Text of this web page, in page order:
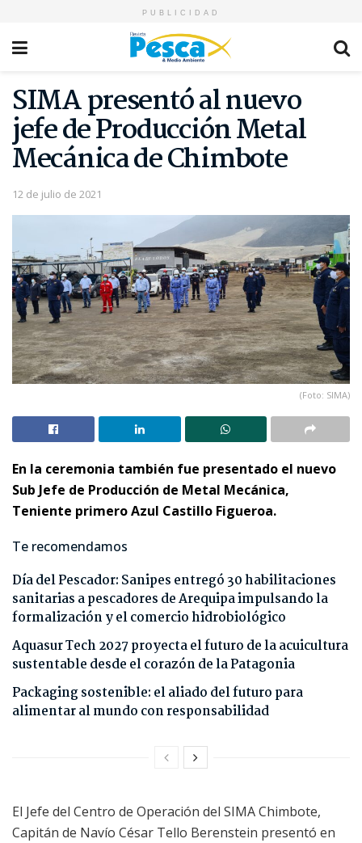
PUBLICIDAD
SIMA presentó al nuevo
jefe de Producción Metal
Mecánica de Chimbote
12 de julio de 2021
(Foto: SIMA)
En la ceremonia también fue presentado el nuevo
Sub Jefe de Producción de Metal Mecánica,
Teniente primero Azul Castillo Figueroa.
Te recomendamos
Día del Pescador: Sanipes entregó 30 habilitaciones
sanitarias a pescadores de Arequipa impulsando la
formalización y el comercio hidrobiológico
Aquasur Tech 2027 proyecta el futuro de la acuicultura
sustentable desde el corazón de la Patagonia
Packaging sostenible: el aliado del futuro para
alimentar al mundo con responsabilidad
El Jefe del Centro de Operación del SIMA Chimbote,
Capitán de Navío César Tello Berenstein presentó en